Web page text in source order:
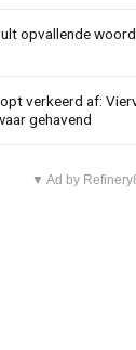
opvallende
verkeerd af:
gehavend
▼ Ad by